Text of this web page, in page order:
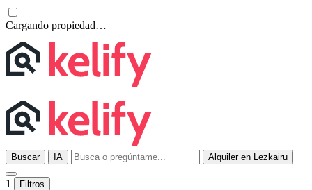
Cargando propiedad…
Buscar IA Alquiler en Lezkairu
1 Filtros